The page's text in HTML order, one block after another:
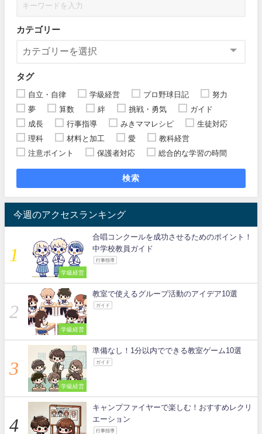
カテゴリー
タグ
自立・自律 学級経営 プロ野球日記
努力
夢
算数 絆 挑戦・勇気
ガイド
成長
行事指導 みきママレシピ
生徒対応
理科
材料と加工 愛
教科経営
注意ポイント
保護者対応 総合的な学習の時間
検索
今週のアクセスランキング
学級経営
合唱コンクールを成功させるためのポイント！
中学校教員ガイド
行事指導
学級経営
教室で使えるグループ活動のアイデア10選
ガイド
学級経営
準備なし！1分以内でできる教室ゲーム10選
ガイド
キャンプファイヤーで楽しむ！おすすめレクリ
エーション
行事指導